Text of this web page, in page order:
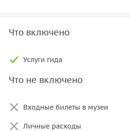
Что включено
Услуги гида
Что не включено
Входные билеты в музеи
Личные расходы